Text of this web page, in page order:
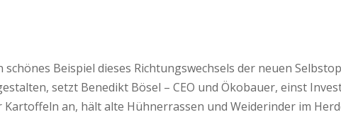
Beispiel dieses Richtungswechsels der neuen
setzt Benedikt Bösel – CEO und Ökobauer, einst
an, hält alte Hühnerrassen und Weiderinder im